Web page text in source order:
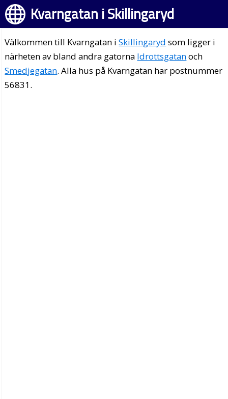
Kvarngatan i Skillingaryd
Välkommen till Kvarngatan iSkillingaryd som ligger i
närheten av bland andra gatorna Idrottsgatanoch
Smedjegatan. Alla hus på Kvarngatan har postnummer
56831.